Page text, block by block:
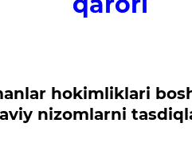
hokimliklari
nizomlarni